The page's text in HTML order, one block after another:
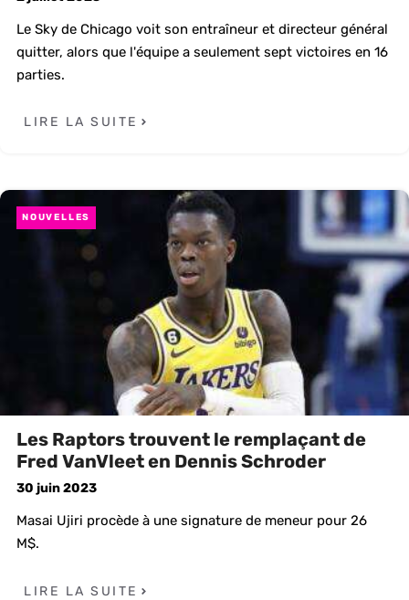
Le Sky de Chicago voit son entraîneur et directeur général
quitter, alors que l'équipe a seulement sept victoires en 16
parties.
LIRE LA SUITE
NOUVELLES
Les Raptors trouvent le remplaçant de
Fred VanVleet en Dennis Schroder
30 juin 2023
Masai Ujiri procède à une signature de meneur pour 26
M$.
LIRE LA SUITE